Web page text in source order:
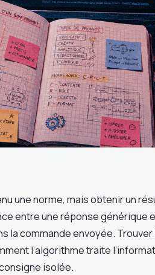
une norme, mais obtenir un
entre une réponse générique
la commande envoyée. Trouver
l’algorithme traite
isolée.